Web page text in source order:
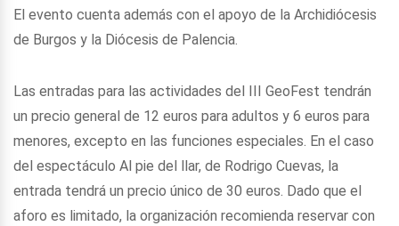
El evento cuenta además con el apoyo de la Archidiócesis
de Burgos y la Diócesis de Palencia.
Las entradas para las actividades del III GeoFest tendrán
un precio general de 12 euros para adultos y 6 euros para
menores, excepto en las funciones especiales. En el caso
del espectáculo Al pie del llar, de Rodrigo Cuevas, la
entrada tendrá un precio único de 30 euros. Dado que el
aforo es limitado, la organización recomienda reservar con